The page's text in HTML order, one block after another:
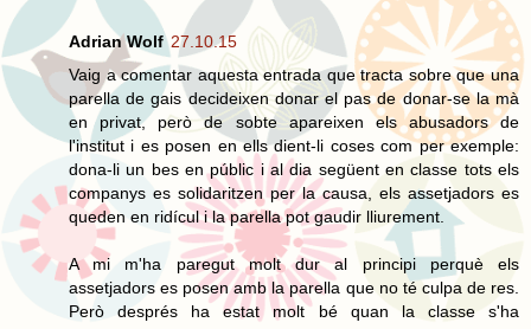
Adrian Wolf 27.10.15
Vaig a comentar aquesta entrada que tracta sobre que una
parella de gais decideixen donar el pas de donar-se la mà
en privat, però de sobte apareixen els abusadors de
l'institut i es posen en ells dient-li coses com per exemple:
dona-li un bes en públic i al dia següent en classe tots els
companys es solidaritzen per la causa, els assetjadors es
queden en ridícul i la parella pot gaudir lliurement.
A mi m'ha paregut molt dur al principi perquè els
assetjadors es posen amb la parella que no té culpa de res.
Però després ha estat molt bé quan la classe s'ha